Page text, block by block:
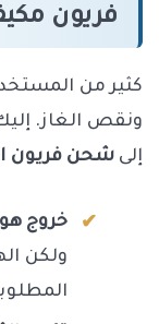
فريون
كثير من
ونقص الغاز.
إلى شحن فريون
خروج
ولكن